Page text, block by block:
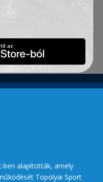
ben alapították, amely
Topolyai Sport